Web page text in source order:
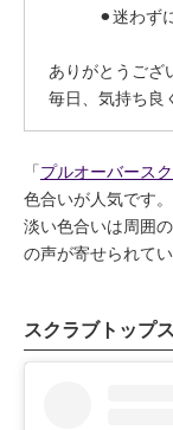
⚫︎迷わずに
ありがとうござ
毎日、気持ち良
「プルオーバース
色合いが人気です。
淡い色合いは周囲
の声が寄せられてい
スクラブトップ